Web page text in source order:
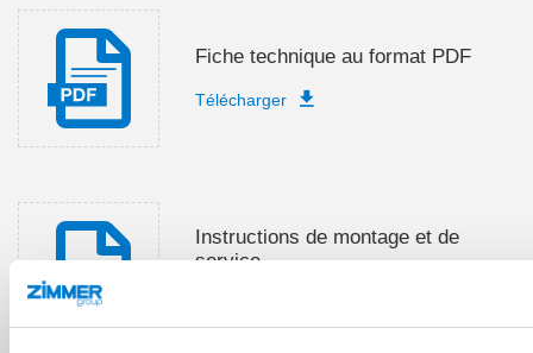
Fiche technique au format PDF
Télécharger
Instructions de montage et de
service